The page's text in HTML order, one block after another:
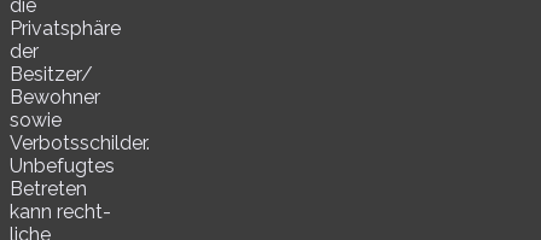
die
Privatsphäre
der
Besitzer/​
Bewohner
sowie
Verbotsschilder.
Unbefugtes
Betreten
kann recht­
li­che